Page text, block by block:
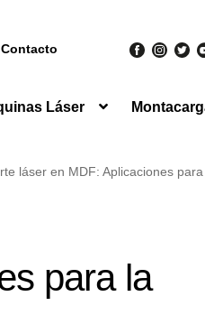
Contacto
Láser
láser en MDF: Aplicaciones
para la